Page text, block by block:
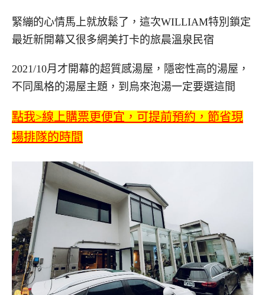
緊繃的心情馬上就放鬆了，這次WILLIAM特別鎖定
最近新開幕又很多網美打卡的旅晨溫泉民宿
2021/10月才開幕的超質感湯屋，隱密性高的湯屋，
不同風格的湯屋主題，到烏來泡湯一定要選這間
點我>線上購票更便宜，可提前預約，節省現
場排隊的時間